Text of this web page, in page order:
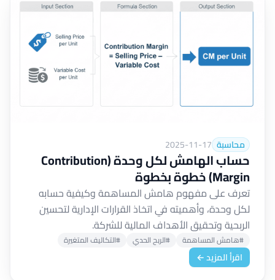
محاسبة 2025-11-17
حساب الهامش لكل وحدة (Contribution
Margin) خطوة بخطوة
تعرف على مفهوم هامش المساهمة وكيفية حسابه
لكل وحدة، وأهميته في اتخاذ القرارات الإدارية لتحسين
الربحية وتحقيق الأهداف المالية للشركة.
#هامش المساهمة #الربح الحدي #التكاليف المتغيرة
اقرأ المزيد ←